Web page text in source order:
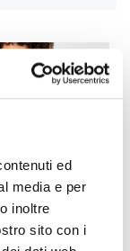
ed
media e per
inoltre
sito con i